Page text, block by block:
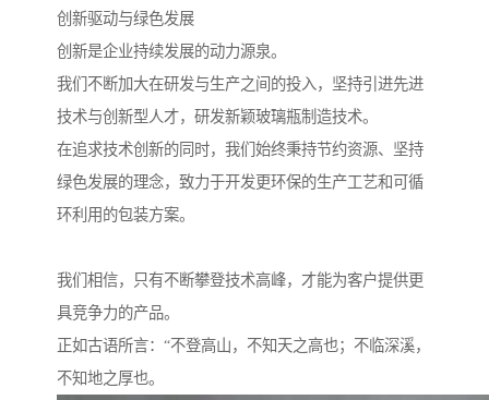
创新驱动与绿色发展
创新是企业持续发展的动力源泉。
我们不断加大在研发与生产之间的投入，坚持引进先进
技术与创新型人才，研发新颖玻璃瓶制造技术。
在追求技术创新的同时，我们始终秉持节约资源、坚持
绿色发展的理念，致力于开发更环保的生产工艺和可循
环利用的包装方案。
我们相信，只有不断攀登技术高峰，才能为客户提供更
具竞争力的产品。
正如古语所言：“不登高山，不知天之高也；不临深溪，
不知地之厚也。